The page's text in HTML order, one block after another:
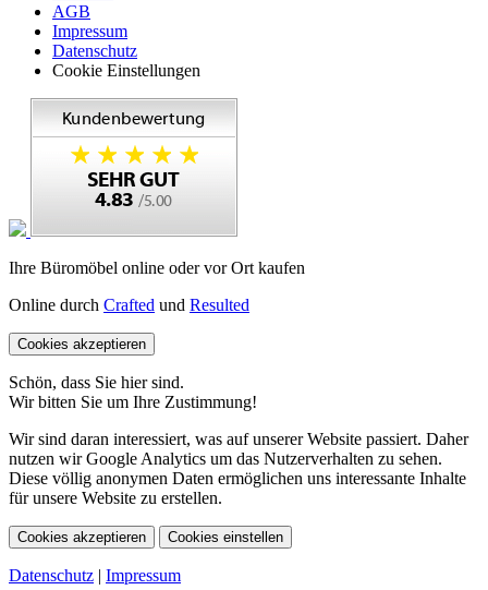
AGB
Impressum
Datenschutz
Cookie Einstellungen
Ihre Büromöbel online oder vor Ort kaufen
Online durch Crafted und Resulted
Cookies akzeptieren
Schön, dass Sie hier sind.
Wir bitten Sie um Ihre Zustimmung!
Wir sind daran interessiert, was auf unserer Website passiert. Daher
nutzen wir Google Analytics um das Nutzerverhalten zu sehen.
Diese völlig anonymen Daten ermöglichen uns interessante Inhalte
für unsere Website zu erstellen.
Cookies akzeptieren Cookies einstellen
Datenschutz | Impressum